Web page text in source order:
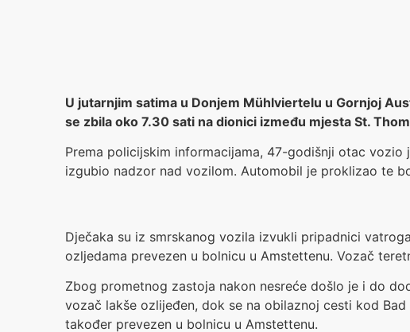
U jutarnjim satima u Donjem Mühlviertelu u Gornjoj
se zbila oko 7.30 sati na dionici između mjesta St.
Prema policijskim informacijama, 47-godišnji otac
izgubio nadzor nad vozilom. Automobil je proklizao te
Dječaka su iz smrskanog vozila izvukli pripadnici
ozljedama prevezen u bolnicu u Amstettenu. Vozač
Zbog prometnog zastoja nakon nesreće došlo je i do
vozač lakše ozlijeđen, dok se na obilaznoj cesti kod
također prevezen u bolnicu u Amstettenu.